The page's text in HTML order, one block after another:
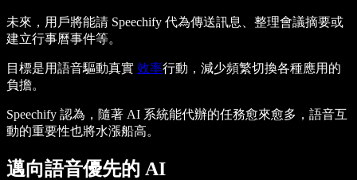
未來，用戶將能請 Speechify 代為傳送訊息、整理會議摘要或
建立行事曆事件等。
目標是用語音驅動真實 效率行動，減少頻繁切換各種應用的
負擔。
Speechify 認為，隨著 AI 系統能代辦的任務愈來愈多，語音互
動的重要性也將水漲船高。
邁向語音優先的 AI